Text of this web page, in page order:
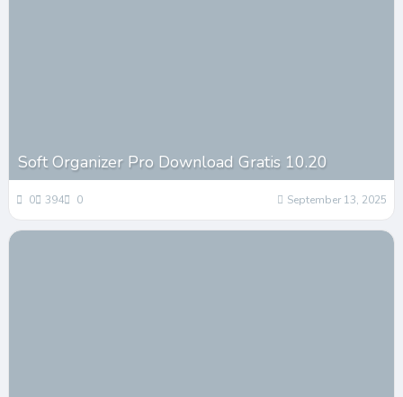
Soft Organizer Pro Download Gratis 10.20
0 394 0 September 13, 2025